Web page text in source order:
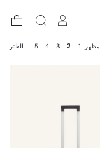
1
2
3
4
5 الفلتر